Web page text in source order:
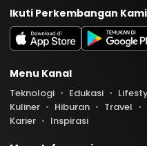
Ikuti Perkembangan
Menu Kanal
Teknologi Edukasi
Kuliner
Hiburan Travel
Karier
Inspirasi